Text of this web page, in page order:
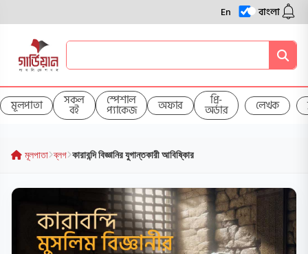
En বাংলা
মূলপাতা সকল
বই
স্পেশাল
প্যাকেজ অফার প্রি-
অর্ডার লেখক
মূলপাতা ব্লগ কারাবন্দি বিজ্ঞানির যুগান্তকারী আবিষ্কিার